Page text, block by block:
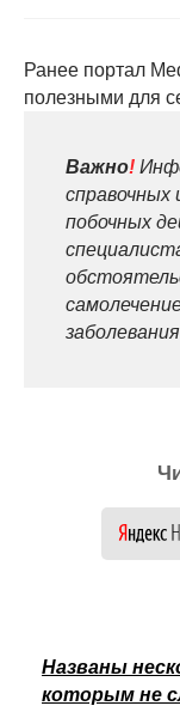
Ранее портал
полезными для
Важно!
справочных
побочных
Названы
которым не